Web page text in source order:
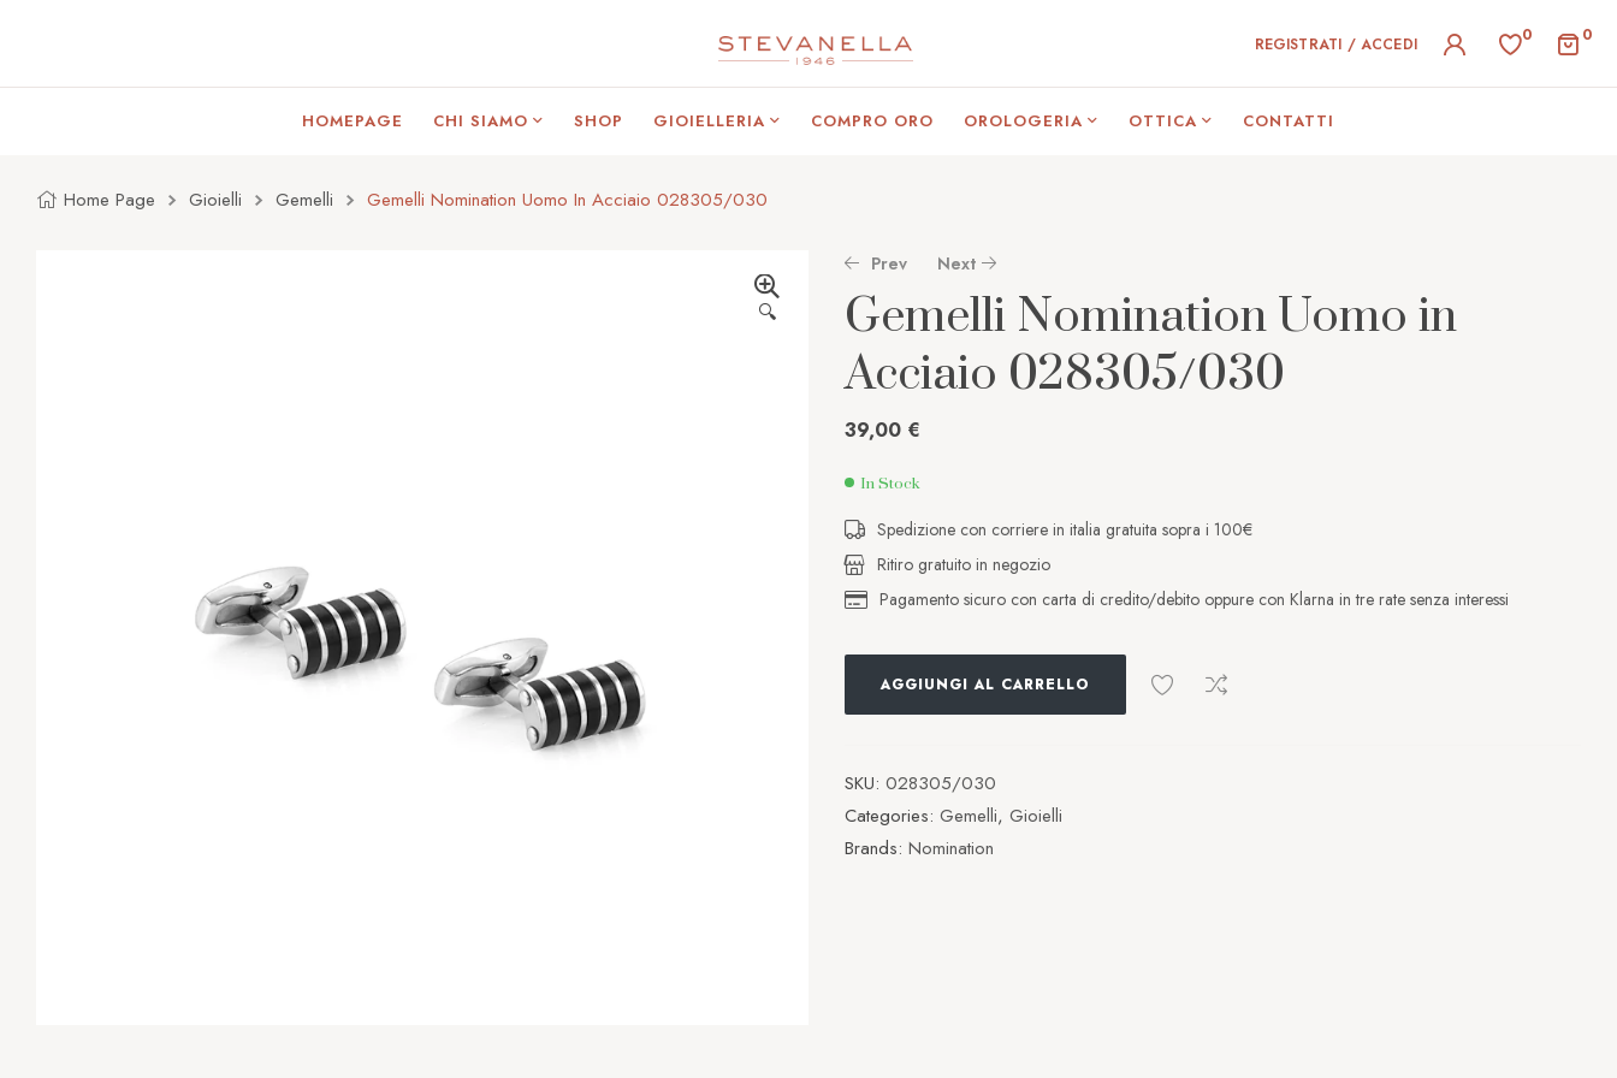
REGISTRATI / ACCEDI 0 0
HOMEPAGE CHI SIAMO SHOP GIOIELLERIA COMPRO ORO OROLOGERIA OTTICA CONTATTI
Home Page Gioielli Gemelli Gemelli Nomination Uomo In Acciaio 028305/030
🔍
Prev
39,00 €
Next
1.245,00 €
Gemelli Nomination Uomo in
Acciaio 028305/030
39,00 €
In Stock
Spedizione con corriere in italia gratuita sopra i 100€
Ritiro gratuito in negozio
Pagamento sicuro con carta di credito/debito oppure con Klarna in tre rate senza interessi
AGGIUNGI AL CARRELLO
SKU: 028305/030
Categories: Gemelli, Gioielli
Brands: Nomination